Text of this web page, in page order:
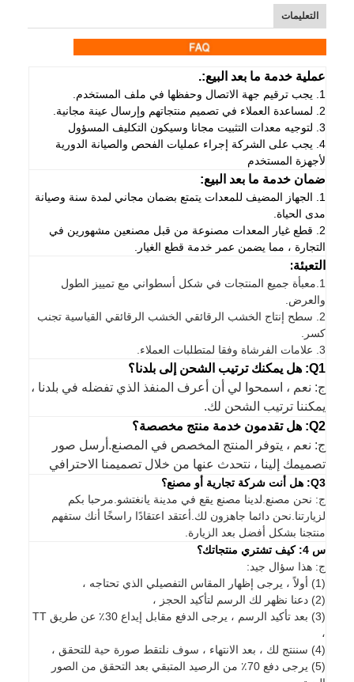
التعليمات
عملية خدمة ما بعد البيع:.
1. يجب ترقيم جهة الاتصال وحفظها في ملف المستخدم.
2. لمساعدة العملاء في تصميم منتجاتهم وإرسال عينة مجانية.
3. لتوجيه معدات التثبيت مجانا وسيكون التكليف المسؤول
4. يجب على الشركة إجراء عمليات الفحص والصيانة الدورية
لأجهزة المستخدم
ضمان خدمة ما بعد البيع:
1. الجهاز المضيف للمعدات يتمتع بضمان مجاني لمدة سنة وصيانة
مدى الحياة.
2. قطع غيار المعدات مصنوعة من قبل مصنعين مشهورين في
التجارة ، مما يضمن عمر خدمة قطع الغيار.
التعبئة:
1. معبأة جميع المنتجات في شكل أسطواني مع تمييز الطول
والعرض.
2. سطح إنتاج الخشب الرقائقي الخشب الرقائقي القياسية تجنب
كسر.
3. علامات الفرشاة وفقا لمتطلبات العملاء.
Q1: هل يمكنك ترتيب الشحن إلى بلدنا؟
ج: نعم ، اسمحوا لي أن أعرف المنفذ الذي تفضله في بلدنا ،
يمكننا ترتيب الشحن لك.
Q2: هل تقدمون خدمة منتج مخصصة؟
ج: نعم ، يتوفر المنتج المخصص في المصنع.أرسل صور
تصميمك إلينا ، نتحدث عنها من خلال تصميمنا الاحترافي
Q3: هل أنت شركة تجارية أو مصنع؟
ج: نحن مصنع.لدينا مصنع يقع في مدينة يانغتشو.مرحبا بكم
لزيارتنا.نحن دائما جاهزون لك.أعتقد اعتقادًا راسخًا أنك ستفهم
منتجنا بشكل أفضل بعد الزيارة.
س 4: كيف تشتري منتجاتك؟
ج: هذا سؤال جيد:
(1) أولاً ، يرجى إظهار المقاس التفصيلي الذي تحتاجه ،
(2) دعنا نظهر لك الرسم لتأكيد الحجز ،
(3) بعد تأكيد الرسم ، يرجى الدفع مقابل إيداع 30٪ عن طريق TT
،
(4) سننتج لك ، بعد الانتهاء ، سوف نلتقط صورة حية للتحقق ،
(5) يرجى دفع 70٪ من الرصيد المتبقي بعد التحقق من الصور